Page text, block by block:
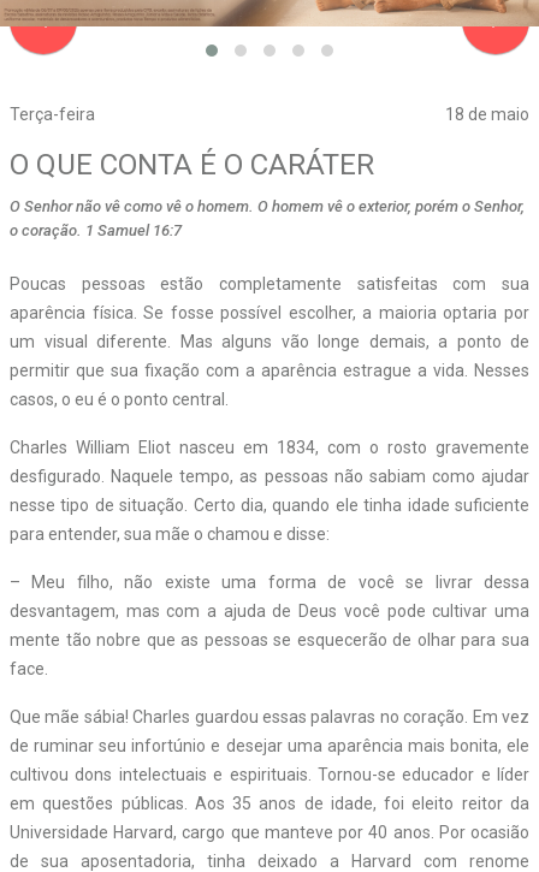
Terça-feira 18 de maio
navigate_before
O QUE CONTA É O CARÁTER
O Senhor não vê como vê o homem. O homem vê o exterior, porém o Senhor,
o coração. 1 Samuel 16:7
Poucas pessoas estão completamente satisfeitas com sua
aparência física. Se fosse possível escolher, a maioria optaria por
um visual diferente. Mas alguns vão longe demais, a ponto de
permitir que sua fixação com a aparência estrague a vida. Nesses
casos, o eu é o ponto central.
Charles William Eliot nasceu em 1834, com o rosto gravemente
desfigurado. Naquele tempo, as pessoas não sabiam como ajudar
nesse tipo de situação. Certo dia, quando ele tinha idade suficiente
para entender, sua mãe o chamou e disse:
– Meu filho, não existe uma forma de você se livrar dessa
desvantagem, mas com a ajuda de Deus você pode cultivar uma
mente tão nobre que as pessoas se esquecerão de olhar para sua
face.
Que mãe sábia! Charles guardou essas palavras no coração. Em vez
de ruminar seu infortúnio e desejar uma aparência mais bonita, ele
cultivou dons intelectuais e espirituais. Tornou-se educador e líder
em questões públicas. Aos 35 anos de idade, foi eleito reitor da
Universidade Harvard, cargo que manteve por 40 anos. Por ocasião
de sua aposentadoria, tinha deixado a Harvard com renome
navigate_next